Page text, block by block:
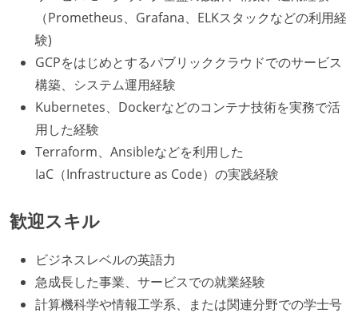
（Prometheus、Grafana、ELKスタックなどの利用経
験)
GCPをはじめとするパブリッククラウドでのサービス
構築、システム運用経験
Kubernetes、Dockerなどのコンテナ技術を実務で活
用した経験
Terraform、Ansibleなどを利用した
IaC（Infrastructure as Code）の実践経験
歓迎スキル
ビジネスレベルの英語力
急成長した事業、サービスでの就業経験
計算機科学や情報工学系、または関連分野での学士号